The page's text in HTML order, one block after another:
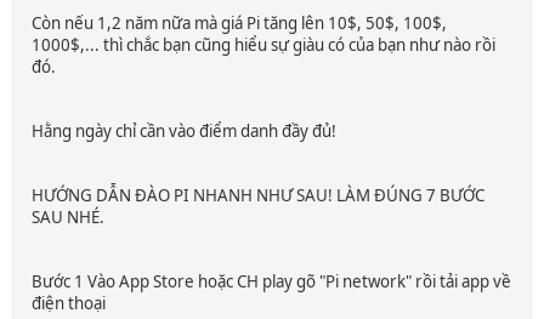
Còn nếu 1,2 năm nữa mà giá Pi tăng lên 10$, 50$, 100$,
1000$,... thì chắc bạn cũng hiểu sự giàu có của bạn như nào rồi
đó.
Hằng ngày chỉ cần vào điểm danh đầy đủ!
HƯỚNG DẪN ĐÀO PI NHANH NHƯ SAU! LÀM ĐÚNG 7 BƯỚC
SAU NHÉ.
Bước 1 Vào App Store hoặc CH play gõ "Pi network" rồi tải app về
điện thoại